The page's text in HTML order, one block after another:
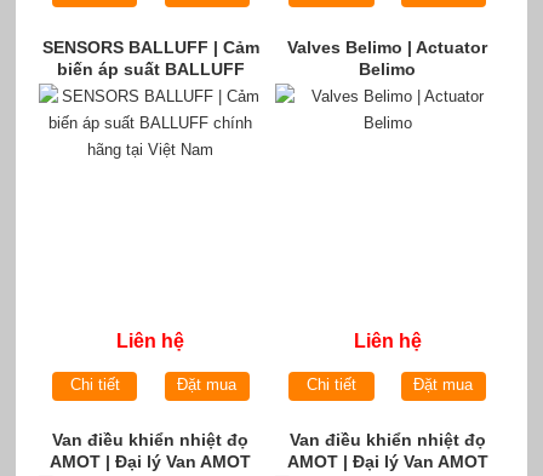
SENSORS BALLUFF | Cảm
biến áp suất BALLUFF
chính hãng tại Việt Nam
Liên hệ
Chi tiết Đặt mua
Valves Belimo | Actuator
Belimo
Liên hệ
Chi tiết Đặt mua
Van điều khiển nhiệt đọ
AMOT | Đại lý Van AMOT
Van điều khiển nhiệt đọ
AMOT | Đại lý Van AMOT